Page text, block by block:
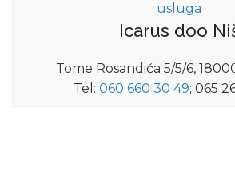
usluga
Icarus doo
Tome Rosandića 5/5/6,
Tel: 060 660 30 49; 065